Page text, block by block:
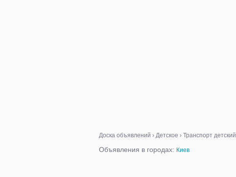
Доска объявлений › Детское › Транспорт детский
Объявления в городах: Киев